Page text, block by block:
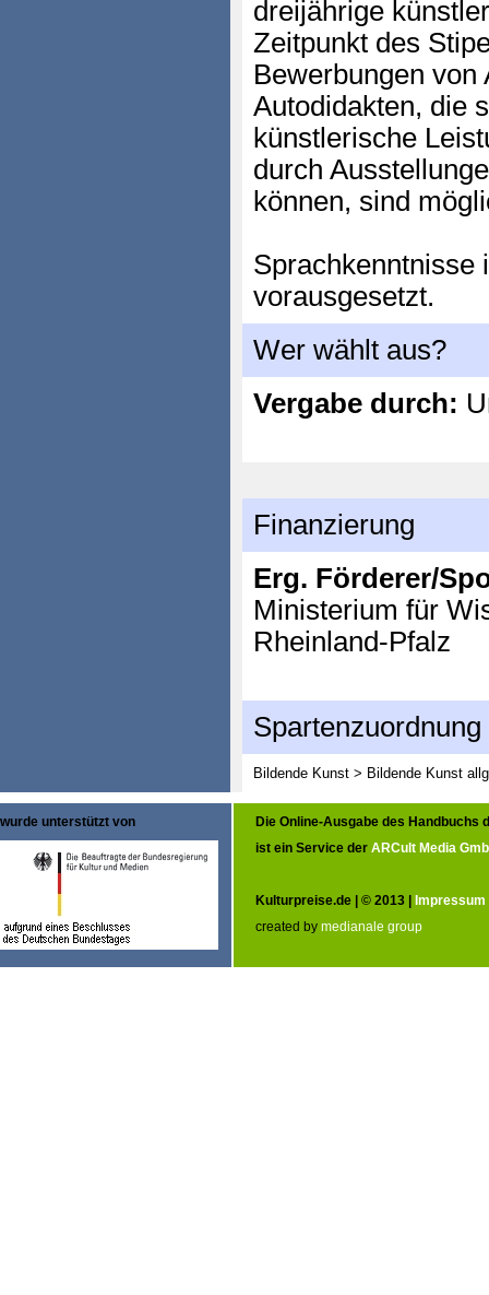
dreijährige
Zeitpunkt des
Bewerbungen von
Autodidakten, die
künstlerische
durch
können, sind
Sprachkenntnisse
vorausgesetzt.
Wer wählt aus?
Vergabe durch:
Finanzierung
Erg. Förderer/
Ministerium für
Rheinland-Pfalz
Spartenzuordnung
Bildende Kunst > Bildende Kunst
wurde unterstützt von
Die Online-Ausgabe des Handbuchs
ist ein Service der ARCult Media
Kulturpreise.de | © 2013 | Impressum
created by medianale group